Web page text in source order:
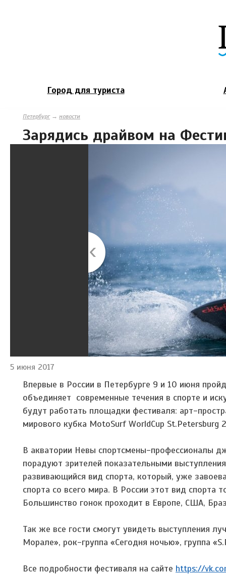
Город для туриста
Петербург→ новости
Зарядись драйвом на
5 июня 2017
Впервые в России в Петербурге 9 и 10 июня
объединяет современные течения в спорте и
будут работать площадки фестиваля: арт-
мирового кубка MotoSurf WorldCup St.Petersburg
В акватории Невы спортсмены-профессионалы
порадуют зрителей показательными
развивающийся вид спорта, который, уже
спорта со всего мира. В России этот вид спорта
Большинство гонок проходит в Европе, США,
Так же все гости смогут увидеть выступления
Морале», рок-группа «Сегодня ночью», группа
Все подробности фестиваля на сайте https://